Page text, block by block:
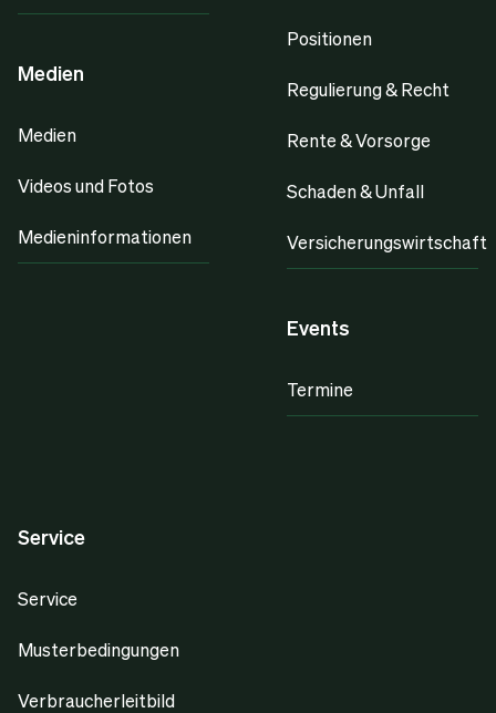
Medien
Medien
Videos und Fotos
Medieninformationen
Positionen
Regulierung & Recht
Rente & Vorsorge
Schaden & Unfall
Versicherungswirtschaft
Events
Termine
Service
Service
Musterbedingungen
Verbraucherleitbild